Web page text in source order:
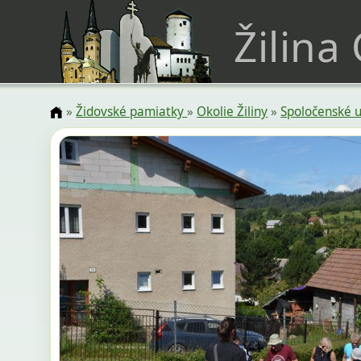
Žilina
»Židovské pamiatky» Okolie Žiliny»Spoločenské